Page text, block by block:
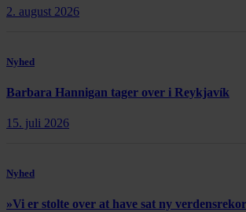
2. august 2026
Nyhed
Barbara Hannigan tager over i Reykjavík
15. juli 2026
Nyhed
»Vi er stolte over at have sat ny